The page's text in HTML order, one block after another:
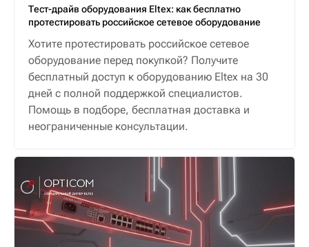
Тест-драйв оборудования Eltex: как бесплатно
протестировать российское сетевое оборудование
Хотите протестировать российское сетевое
оборудование перед покупкой? Получите
бесплатный доступ к оборудованию Eltex на 30
дней с полной поддержкой специалистов.
Помощь в подборе, бесплатная доставка и
неограниченные консультации.